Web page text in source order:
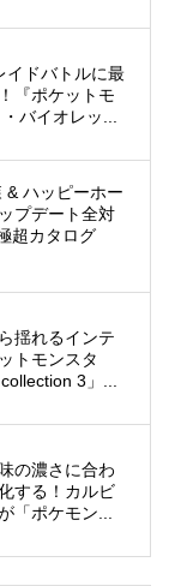
ドバトルに最
『ポケットモ
バイオレッ...
& ハッピーホー
プデート全対
超カタログ
揺れるインテ
トモンスタ
3」...
の濃さに合わ
する！カルビ
「ポケモン...